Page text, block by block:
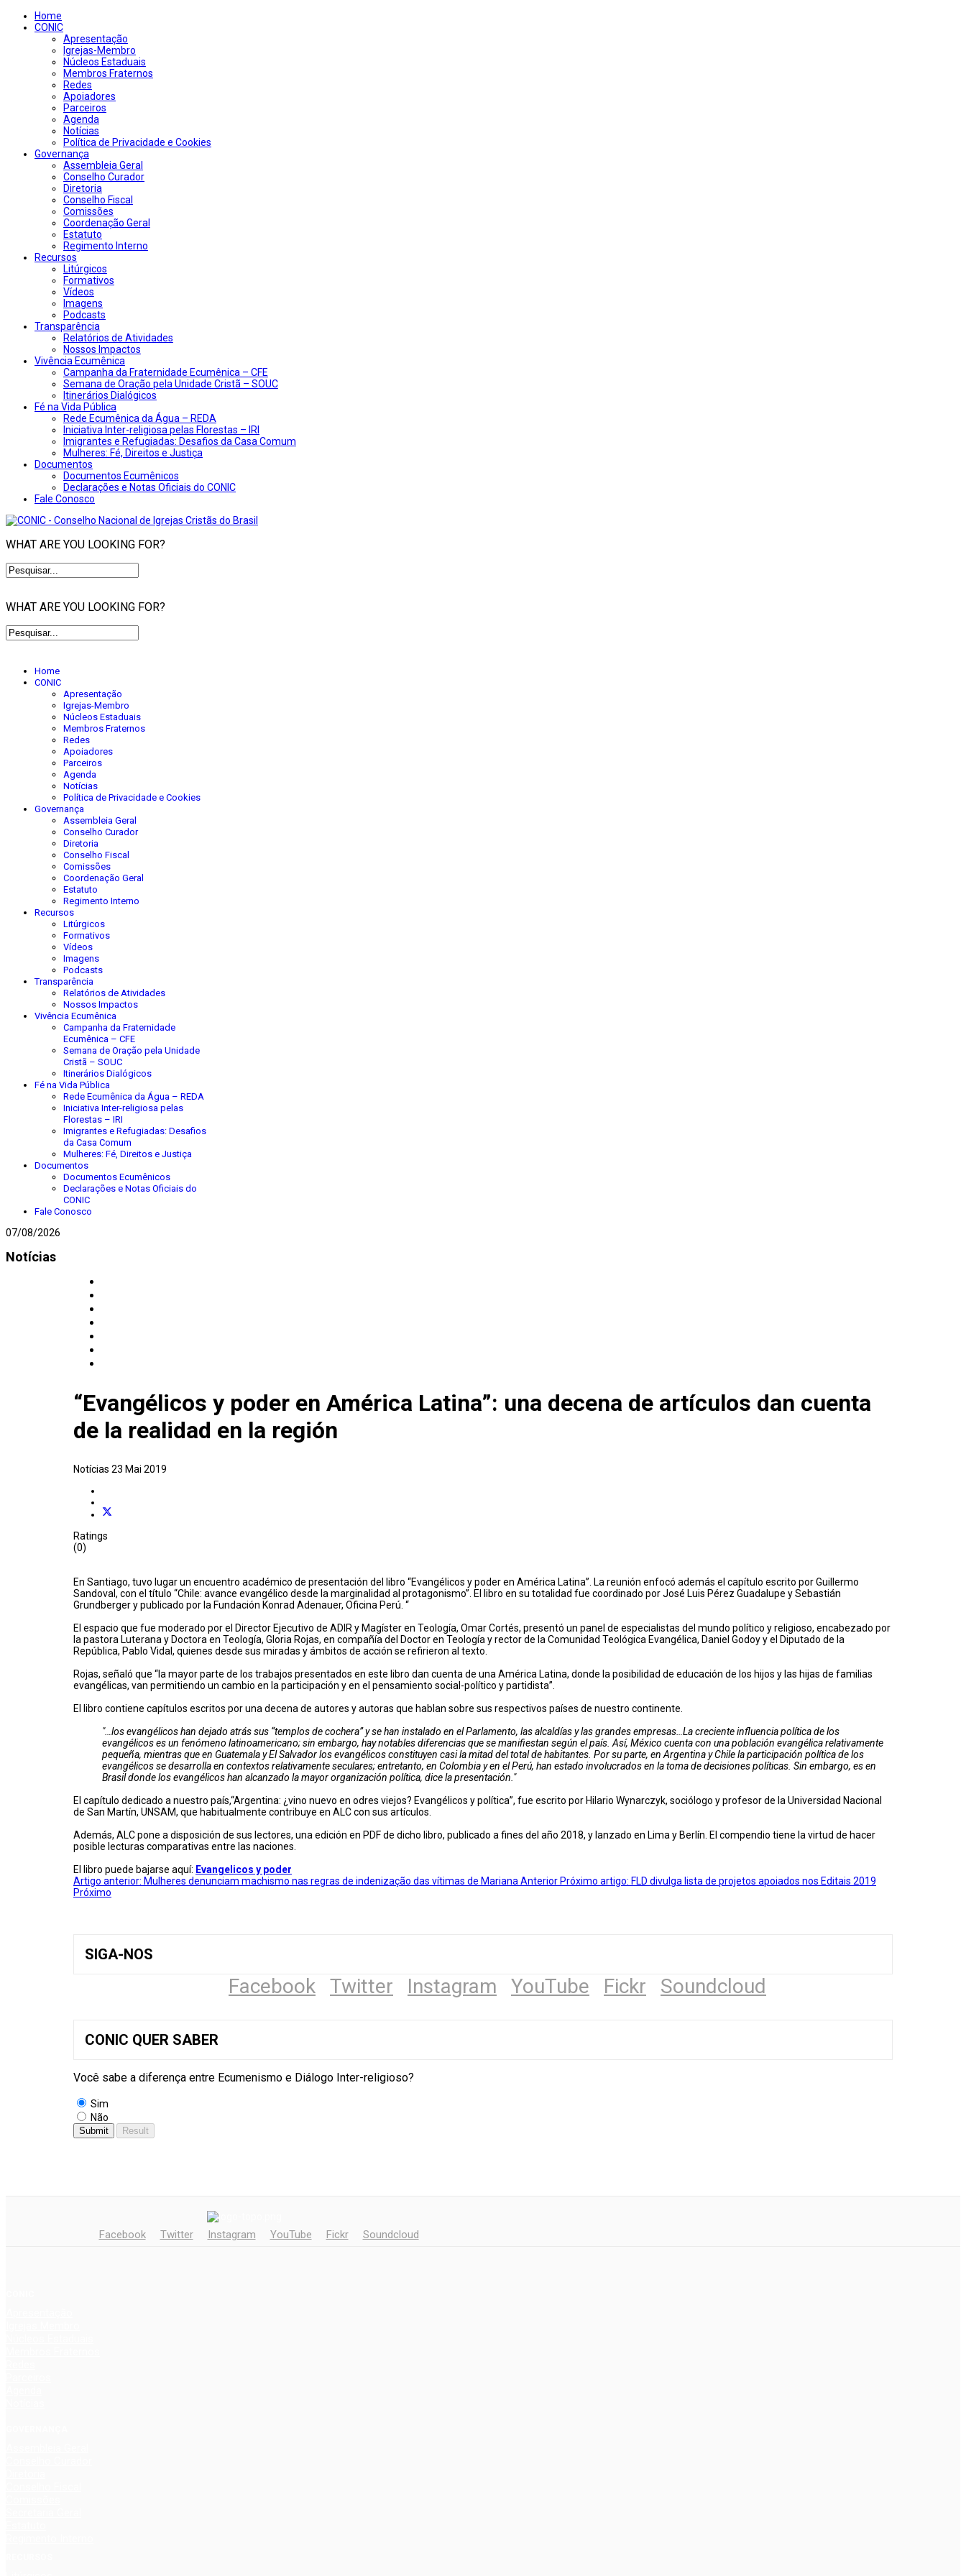
Home
CONIC
Apresentação
Igrejas-Membro
Núcleos Estaduais
Membros Fraternos
Redes
Apoiadores
Parceiros
Agenda
Notícias
Política de Privacidade e Cookies
Governança
Assembleia Geral
Conselho Curador
Diretoria
Conselho Fiscal
Comissões
Coordenação Geral
Estatuto
Regimento Interno
Recursos
Litúrgicos
Formativos
Vídeos
Imagens
Podcasts
Transparência
Relatórios de Atividades
Nossos Impactos
Vivência Ecumênica
Campanha da Fraternidade Ecumênica – CFE
Semana de Oração pela Unidade Cristã – SOUC
Itinerários Dialógicos
Fé na Vida Pública
Rede Ecumênica da Água – REDA
Iniciativa Inter-religiosa pelas Florestas – IRI
Imigrantes e Refugiadas: Desafios da Casa Comum
Mulheres: Fé, Direitos e Justiça
Documentos
Documentos Ecumênicos
Declarações e Notas Oficiais do CONIC
Fale Conosco
WHAT ARE YOU LOOKING FOR?
WHAT ARE YOU LOOKING FOR?
Home
CONIC
Apresentação
Igrejas-Membro
Núcleos Estaduais
Membros Fraternos
Redes
Apoiadores
Parceiros
Agenda
Notícias
Política de Privacidade e Cookies
Governança
Assembleia Geral
Conselho Curador
Diretoria
Conselho Fiscal
Comissões
Coordenação Geral
Estatuto
Regimento Interno
Recursos
Litúrgicos
Formativos
Vídeos
Imagens
Podcasts
Transparência
Relatórios de Atividades
Nossos Impactos
Vivência Ecumênica
Campanha da Fraternidade
Ecumênica – CFE
Semana de Oração pela Unidade
Cristã – SOUC
Itinerários Dialógicos
Fé na Vida Pública
Rede Ecumênica da Água – REDA
Iniciativa Inter-religiosa pelas
Florestas – IRI
Imigrantes e Refugiadas: Desafios
da Casa Comum
Mulheres: Fé, Direitos e Justiça
Documentos
Documentos Ecumênicos
Declarações e Notas Oficiais do
CONIC
Fale Conosco
07/08/2026
Notícias
“Evangélicos y poder en América Latina”: una decena de artículos dan cuenta
de la realidad en la región
Notícias 23 Mai 2019
Ratings
(0)
En Santiago, tuvo lugar un encuentro académico de presentación del libro “Evangélicos y poder en América Latina”. La reunión enfocó además el capítulo escrito por Guillermo
Sandoval, con el título “Chile: avance evangélico desde la marginalidad al protagonismo”. El libro en su totalidad fue coordinado por José Luis Pérez Guadalupe y Sebastián
Grundberger y publicado por la Fundación Konrad Adenauer, Oficina Perú. “
El espacio que fue moderado por el Director Ejecutivo de ADIR y Magíster en Teología, Omar Cortés, presentó un panel de especialistas del mundo político y religioso, encabezado por
la pastora Luterana y Doctora en Teología, Gloria Rojas, en compañía del Doctor en Teología y rector de la Comunidad Teológica Evangélica, Daniel Godoy y el Diputado de la
República, Pablo Vidal, quienes desde sus miradas y ámbitos de acción se refirieron al texto.
Rojas, señaló que “la mayor parte de los trabajos presentados en este libro dan cuenta de una América Latina, donde la posibilidad de educación de los hijos y las hijas de familias
evangélicas, van permitiendo un cambio en la participación y en el pensamiento social-político y partidista”.
El libro contiene capítulos escritos por una decena de autores y autoras que hablan sobre sus respectivos países de nuestro continente.
"…los evangélicos han dejado atrás sus “templos de cochera” y se han instalado en el Parlamento, las alcaldías y las grandes empresas…La creciente influencia política de los
evangélicos es un fenómeno latinoamericano; sin embargo, hay notables diferencias que se manifiestan según el país. Así, México cuenta con una población evangélica relativamente
pequeña, mientras que en Guatemala y El Salvador los evangélicos constituyen casi la mitad del total de habitantes. Por su parte, en Argentina y Chile la participación política de los
evangélicos se desarrolla en contextos relativamente seculares; entretanto, en Colombia y en el Perú, han estado involucrados en la toma de decisiones políticas. Sin embargo, es en
Brasil donde los evangélicos han alcanzado la mayor organización política, dice la presentación."
El capítulo dedicado a nuestro país,“Argentina: ¿vino nuevo en odres viejos? Evangélicos y política”, fue escrito por Hilario Wynarczyk, sociólogo y profesor de la Universidad Nacional
de San Martín, UNSAM, que habitualmente contribuye en ALC con sus artículos.
Además, ALC pone a disposición de sus lectores, una edición en PDF de dicho libro, publicado a fines del año 2018, y lanzado en Lima y Berlín. El compendio tiene la virtud de hacer
posible lecturas comparativas entre las naciones.
El libro puede bajarse aquí: Evangelicos y poder
Artigo anterior: Mulheres denunciam machismo nas regras de indenização das vítimas de Mariana AnteriorPróximo artigo: FLD divulga lista de projetos apoiados nos Editais 2019
Próximo
SIGA-NOS
Facebook Twitter Instagram YouTube Fickr Soundcloud
CONIC QUER SABER
Você sabe a diferença entre Ecumenismo e Diálogo Inter-religioso?
Sim
Não
Facebook Twitter Instagram YouTube Fickr Soundcloud